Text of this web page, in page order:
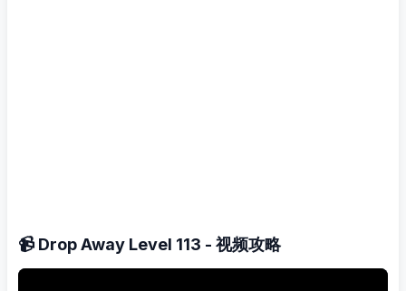
📹 Drop Away Level 113 - 视频攻略